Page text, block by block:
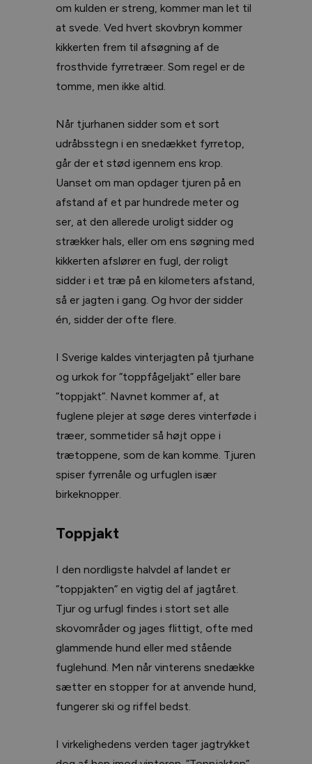
om kulden er streng, kommer man let til
at svede. Ved hvert skovbryn kommer
kikkerten frem til afsøgning af de
frosthvide fyrretræer. Som regel er de
tomme, men ikke altid.
Når tjurhanen sidder som et sort
udråbsstegn i en snedækket fyrretop,
går der et stød igennem ens krop.
Uanset om man opdager tjuren på en
afstand af et par hundrede meter og
ser, at den allerede uroligt sidder og
strækker hals, eller om ens søgning med
kikkerten afslører en fugl, der roligt
sidder i et træ på en kilometers afstand,
så er jagten i gang. Og hvor der sidder
én, sidder der ofte flere.
I Sverige kaldes vinterjagten på tjurhane
og urkok for ”toppfågeljakt” eller bare
”toppjakt”. Navnet kommer af, at
fuglene plejer at søge deres vinterføde i
træer, sommetider så højt oppe i
trætoppene, som de kan komme. Tjuren
spiser fyrrenåle og urfuglen især
birkeknopper.
Toppjakt
I den nordligste halvdel af landet er
”toppjakten” en vigtig del af jagtåret.
Tjur og urfugl findes i stort set alle
skovområder og jages flittigt, ofte med
glammende hund eller med stående
fuglehund. Men når vinterens snedække
sætter en stopper for at anvende hund,
fungerer ski og riffel bedst.
I virkelighedens verden tager jagtrykket